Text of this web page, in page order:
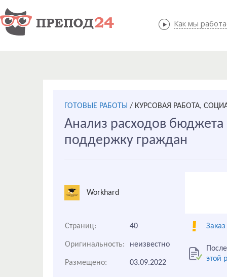
Как мы
Как мы
ГОТОВЫЕ РАБОТЫ / КУРСОВАЯ РАБОТА,
Анализ расходов
поддержку граждан
Workhard
Страниц: 40
Оригинальность: неизвестно
этой
Размещено: 03.09.2022